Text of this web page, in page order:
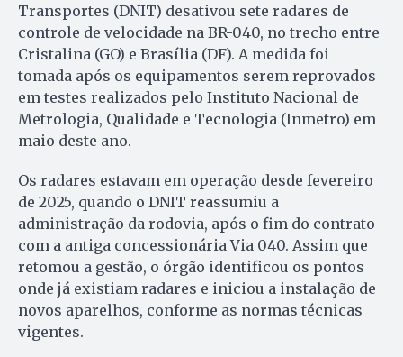
Transportes (DNIT) desativou sete radares de
controle de velocidade na BR-040, no trecho entre
Cristalina (GO) e Brasília (DF). A medida foi
tomada após os equipamentos serem reprovados
em testes realizados pelo Instituto Nacional de
Metrologia, Qualidade e Tecnologia (Inmetro) em
maio deste ano.
Os radares estavam em operação desde fevereiro
de 2025, quando o DNIT reassumiu a
administração da rodovia, após o fim do contrato
com a antiga concessionária Via 040. Assim que
retomou a gestão, o órgão identificou os pontos
onde já existiam radares e iniciou a instalação de
novos aparelhos, conforme as normas técnicas
vigentes.